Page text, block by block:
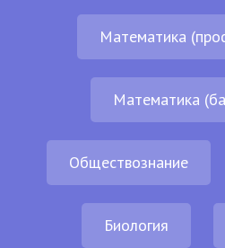
Математика
Математика
Обществознание
Биология